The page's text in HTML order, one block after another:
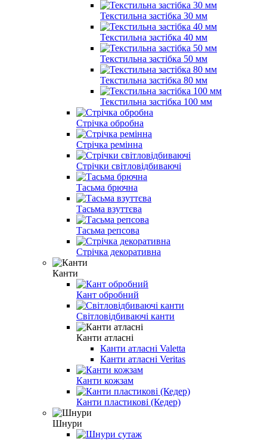
Текстильна застібка 30 мм
Текстильна застібка 40 мм
Текстильна застібка 50 мм
Текстильна застібка 80 мм
Текстильна застібка 100 мм
Стрічка обробна
Стрічка ремінна
Стрічки світловідбиваючі
Тасьма брючна
Тасьма взуттєва
Тасьма репсова
Стрічка декоративна
Канти
Кант обробний
Світловідбиваючі канти
Канти атласні
Канти атласні Valetta
Канти атласні Veritas
Канти кожзам
Канти пластикові (Кедер)
Шнури